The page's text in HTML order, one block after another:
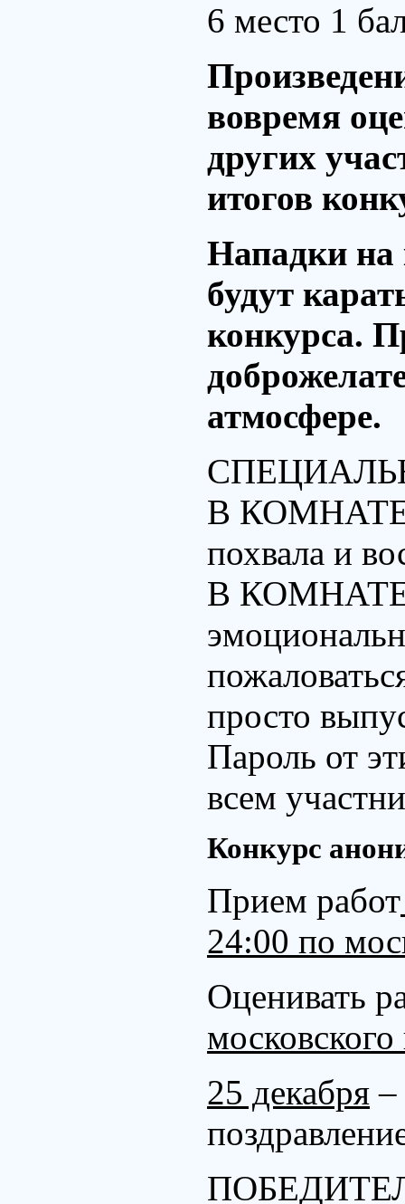
6 место 1
вовремя
других
итогов
Нападки на
будут
конкурса.
атмосфере.
В КОМНАТЕ
похвала и
В
просто
Пароль от
всем
Конкурс
Прием работ
24:00 по
Оценивать
25 декабря –